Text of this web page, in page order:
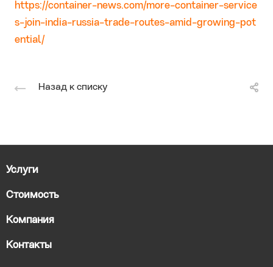
https://container-news.com/more-container-service
s-join-india-russia-trade-routes-amid-growing-pot
ential/
Назад к списку
Услуги
Стоимость
Компания
Контакты